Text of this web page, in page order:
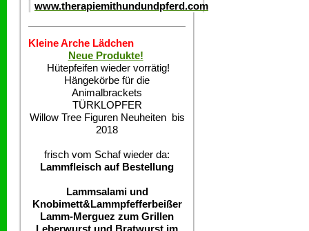
www.therapiemithundundpferd.com
Kleine Arche Lädchen
Neue Produkte!
Hütepfeifen wieder vorrätig!
Hängekörbe für die
Animalbrackets
TÜRKLOPFER
Willow Tree Figuren Neuheiten bis
2018
frisch vom Schaf wieder da:
Lammfleisch auf Bestellung
Lammsalami und
Knobimett&Lammpfefferbeißer
Lamm-Merguez zum Grillen
Leberwurst und Bratwurst im